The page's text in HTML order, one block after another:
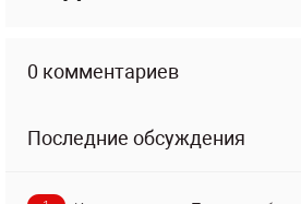
0 комментариев
Последние обсуждения